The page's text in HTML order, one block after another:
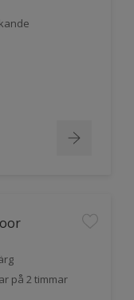
på 2 timmar